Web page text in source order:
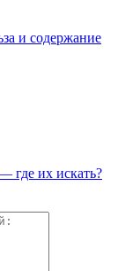
и содержание
где их искать?